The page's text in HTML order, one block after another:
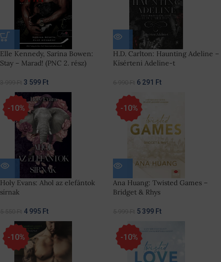
Elle Kennedy, Sarina Bowen:
Stay – Marad! (PNC 2. rész)
3 599 Ft
H.D. Carlton: Haunting Adeline –
Kísérteni Adeline-t
6 291 Ft
-10%
Holy Evans: Ahol az elefántok
sírnak
4 995 Ft
-10%
Ana Huang: Twisted Games –
Bridget & Rhys
5 399 Ft
-10% -10%